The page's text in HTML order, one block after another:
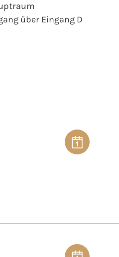
über Eingang D